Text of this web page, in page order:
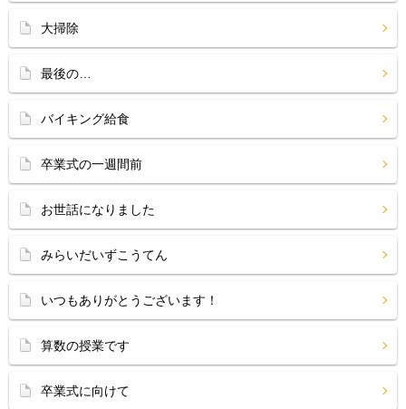
大掃除
最後の…
バイキング給食
卒業式の一週間前
お世話になりました
みらいだいずこうてん
いつもありがとうございます！
算数の授業です
卒業式に向けて